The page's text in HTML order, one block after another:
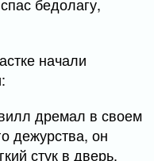
начали
дремал в своем
дежурства, он
стук в дверь.